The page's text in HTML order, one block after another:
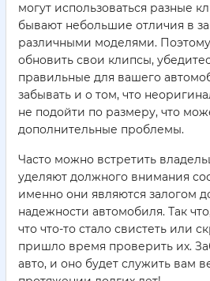
могут использоваться разные
бывают небольшие отличия в
различными моделями.
обновить свои клипсы,
правильные для вашего
забывать и о том, что
не подойти по размеру, что
дополнительные проблемы.
Часто можно встретить
уделяют должного внимания
именно они являются залогом
надежности автомобиля. Так
что что-то стало свистеть или
пришло время проверить их.
авто, и оно будет служить вам